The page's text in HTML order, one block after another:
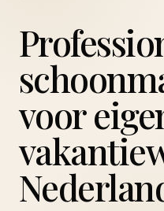
voor